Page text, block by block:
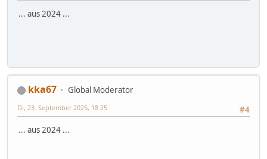
... aus 2024 ...
kka67
Global Moderator
#4
Di, 23. September 2025, 18:25
... aus 2024 ...